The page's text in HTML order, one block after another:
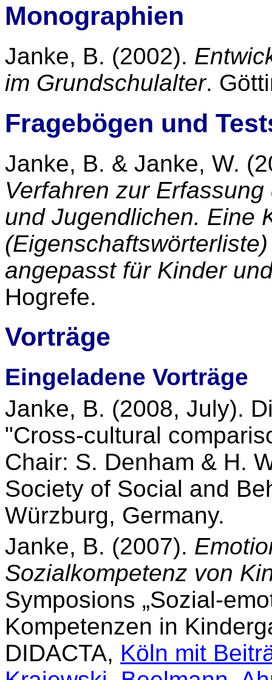
Monographien
Janke, B. (2002).
im Grundschulalter.
Fragebögen und
Janke, B. & Janke, W.
Verfahren zur
und Jugendlichen. Eine
angepasst für Kinder
Hogrefe.
Vorträge
Eingeladene Vorträge
Janke, B. (2008, July).
"Cross-cultural
Chair: S. Denham & H.
Society of Social and
Würzburg, Germany.
Janke, B. (2007).
Sozialkompetenz von
Symposions „Sozial-
Kompetenzen in
DIDACTA, Köln mit